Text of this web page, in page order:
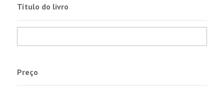
Título do livro
Preço